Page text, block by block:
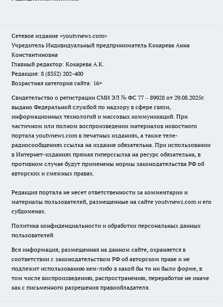
Сетевое издание «youtvnews.com»
Учредитель Индивидуальный предприниматель Кокарева Анна
Константиновна
Главный редактор: Кокарева А.К.
Редакция: 8 (8352) 202-400
Возрастная категория сайта: 16+
Свидетельство о регистрации СМИ ЭЛ № ФС 77 – 89928 от 29.08.2025г.
выдано Федеральной службой по надзору в сфере связи,
информационных технологий и массовых коммуникаций. При
частичном или полном воспроизведении материалов новостного
портала youtvnews.com в печатных изданиях, а также теле-
радиосообщениях ссылка на издание обязательна. При использовании
в Интернет-изданиях прямая гиперссылка на ресурс обязательна, в
противном случае будут применены нормы законодательства РФ об
авторских и смежных правах.
Редакция портала не несет ответственности за комментарии и
материалы пользователей, размещенные на сайте youtvnews.com и его
субдоменах.
Политика конфиденциальности и обработки персональных данных
пользователей
Вся информация, размещенная на данном сайте, охраняется в
соответствии с законодательством РФ об авторском праве и не
подлежит использованию кем-либо в какой бы то ни было форме, в
том числе воспроизведению, распространению, переработке не иначе
как с письменного разрешения правообладателя.